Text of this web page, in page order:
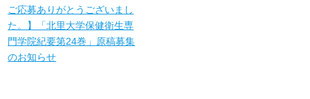
ご応募ありがとうございまし
た。】「北里大学保健衛生専
門学院紀要第24巻」原稿募集
のお知らせ